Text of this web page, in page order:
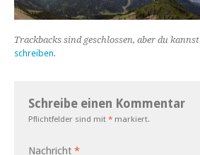
Trackbacks sind geschlossen, aber du kannst
schreiben.
Schreibe einen Kommentar
Pflichtfelder sind mit * markiert.
Nachricht *